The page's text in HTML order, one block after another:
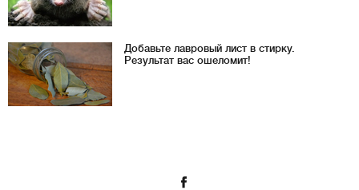
Добавьте лавровый лист в стирку.
Результат вас ошеломит!